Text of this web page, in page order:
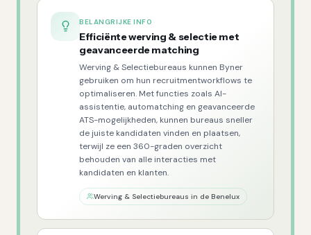
BELANGRIJKE INFO
Efficiënte werving & selectie met
geavanceerde matching
Werving & Selectiebureaus kunnen Byner
gebruiken om hun recruitmentworkflows te
optimaliseren. Met functies zoals AI-
assistentie, automatching en geavanceerde
ATS-mogelijkheden, kunnen bureaus sneller
de juiste kandidaten vinden en plaatsen,
terwijl ze een 360-graden overzicht
behouden van alle interacties met
kandidaten en klanten.
Werving & Selectiebureaus in de Benelux